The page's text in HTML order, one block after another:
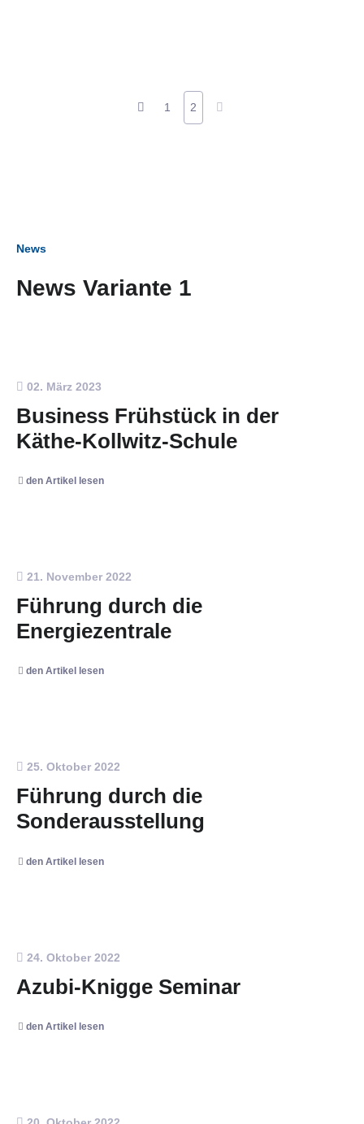
1 2
News
News Variante 1
02. März 2023
Business Frühstück in der
Käthe-Kollwitz-Schule
den Artikel lesen
21. November 2022
Führung durch die
Energiezentrale
den Artikel lesen
25. Oktober 2022
Führung durch die
Sonderausstellung
den Artikel lesen
24. Oktober 2022
Azubi-Knigge Seminar
den Artikel lesen